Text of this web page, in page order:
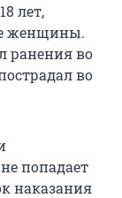
лет,
женщины.
ранения во
во
попадает
наказания